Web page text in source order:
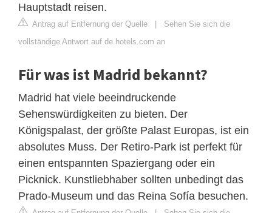
Hauptstadt reisen.
Antrag auf Entfernung der Quelle | Sehen Sie sich die
vollständige Antwort auf de.hotels.com an
Für was ist Madrid bekannt?
Madrid hat viele beeindruckende
Sehenswürdigkeiten zu bieten. Der
Königspalast, der größte Palast Europas, ist ein
absolutes Muss. Der Retiro-Park ist perfekt für
einen entspannten Spaziergang oder ein
Picknick. Kunstliebhaber sollten unbedingt das
Prado-Museum und das Reina Sofía besuchen.